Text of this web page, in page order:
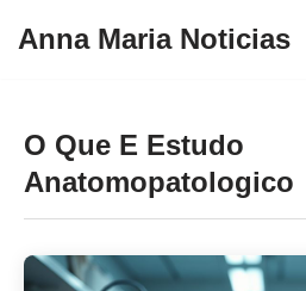
conteúdo
Anna Maria Noticias
O Que E Estudo
Anatomopatologico